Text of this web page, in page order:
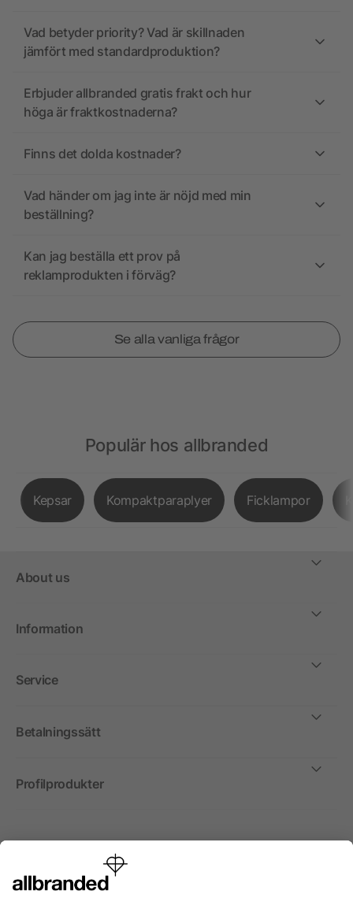
Vad betyder priority? Vad är skillnaden
jämfört med standardproduktion?
Erbjuder allbranded gratis frakt och hur
höga är fraktkostnaderna?
Finns det dolda kostnader?
Vad händer om jag inte är nöjd med min
beställning?
Kan jag beställa ett prov på
reklamprodukten i förväg?
Se alla vanliga frågor
Populär hos allbranded
Kepsar Kompaktparaplyer Ficklampor
About us
Information
Service
Betalningssätt
Profilprodukter
Internationellt